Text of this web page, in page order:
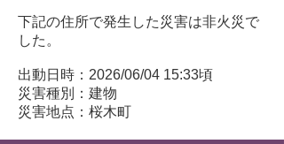
下記の住所で発生した災害は非火災で
した。
出動日時：2026/06/04 15:33頃
災害種別：建物
災害地点：桜木町